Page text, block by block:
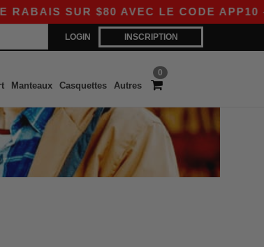
SUR $80 AVEC LE CODE APP10 –
LOGIN INSCRIPTION
0
Manteaux Casquettes Autres